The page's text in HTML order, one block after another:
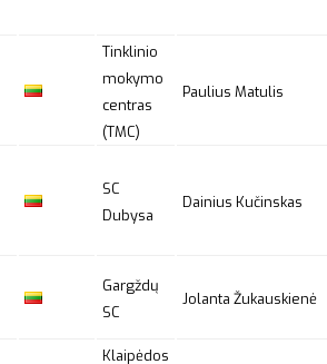
Tinklinio
mokymo
centras
(TMC)
Paulius Matulis
SC
Dubysa
Dainius Kučinskas
Gargždų
SC
Jolanta Žukauskienė
Klaipėdos